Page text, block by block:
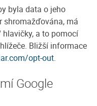
byla data o jeho
shromažďována, má
hlavičky, a to pomocí
Bližší informace
opt-out.
Google